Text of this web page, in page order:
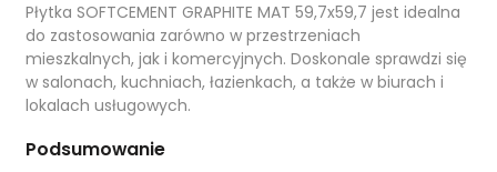
Płytka SOFTCEMENT GRAPHITE MAT 59,7x59,7 jest idealna
do zastosowania zarówno w przestrzeniach
mieszkalnych, jak i komercyjnych. Doskonale sprawdzi się
w salonach, kuchniach, łazienkach, a także w biurach i
lokalach usługowych.
Podsumowanie